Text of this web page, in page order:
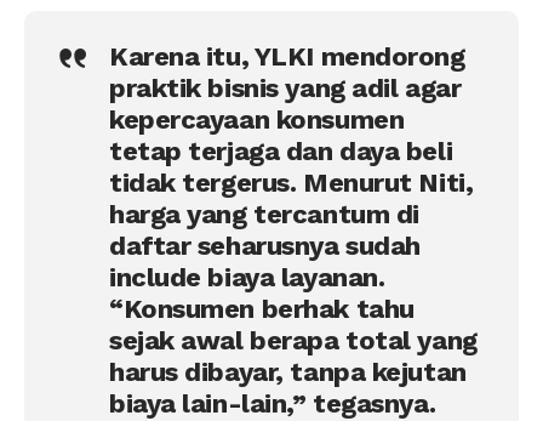
Karena itu, YLKI mendorong
praktik bisnis yang adil agar
kepercayaan konsumen
tetap terjaga dan daya beli
tidak tergerus. Menurut Niti,
harga yang tercantum di
daftar seharusnya sudah
include biaya layanan.
“Konsumen berhak tahu
sejak awal berapa total yang
harus dibayar, tanpa kejutan
biaya lain-lain,” tegasnya.